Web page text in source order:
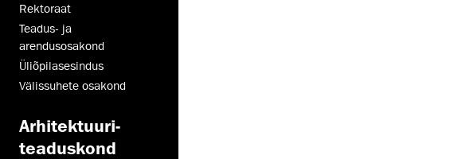
Rektoraat
Teadus- ja
arendusosakond
Üli­õpilas­esindus
Välissuhete osakond
Arhitektuuri­
teaduskond